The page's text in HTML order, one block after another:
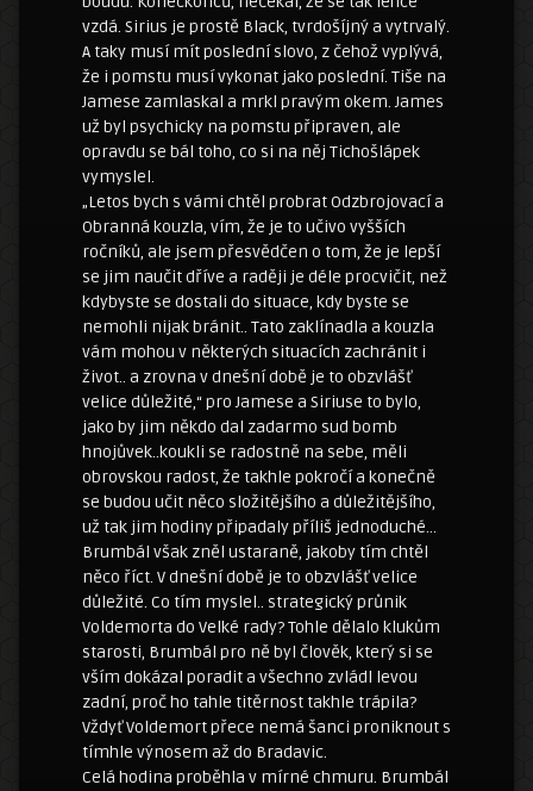
vzdá. Sirius je prostě Black, tvrdošíjný a vytrvalý.
A taky musí mít poslední slovo, z čehož vyplývá,
že i pomstu musí vykonat jako poslední. Tiše na
Jamese zamlaskal a mrkl pravým okem. James
už byl psychicky na pomstu připraven, ale
opravdu se bál toho, co si na něj Tichošlápek
vymyslel.
„Letos bych s vámi chtěl probrat Odzbrojovací a
Obranná kouzla, vím, že je to učivo vyšších
ročníků, ale jsem přesvědčen o tom, že je lepší
se jim naučit dříve a raději je déle procvičit, než
kdybyste se dostali do situace, kdy byste se
nemohli nijak bránit.. Tato zaklínadla a kouzla
vám mohou v některých situacích zachránit i
život.. a zrovna v dnešní době je to obzvlášť
velice důležité,“ pro Jamese a Siriuse to bylo,
jako by jim někdo dal zadarmo sud bomb
hnojůvek..koukli se radostně na sebe, měli
obrovskou radost, že takhle pokročí a konečně
se budou učit něco složitějšího a důležitějšího,
už tak jim hodiny připadaly příliš jednoduché…
Brumbál však zněl ustaraně, jakoby tím chtěl
něco říct. V dnešní době je to obzvlášť velice
důležité. Co tím myslel.. strategický průnik
Voldemorta do Velké rady? Tohle dělalo klukům
starosti, Brumbál pro ně byl člověk, který si se
vším dokázal poradit a všechno zvládl levou
zadní, proč ho tahle titěrnost takhle trápila?
Vždyť Voldemort přece nemá šanci proniknout s
tímhle výnosem až do Bradavic.
Celá hodina proběhla v mírné chmuru. Brumbál